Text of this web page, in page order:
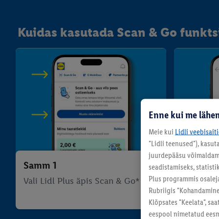
Kuidas kasutada Scan & Go
Samm 1
Vali Lidl Plus äpis Scan & Go*
Samm 2
kood või
Enne kui me
Meie kui Lidli
"Lidli teenused"),
juurdepääsu
seadistamiseks,
Plus programmis
Rubriigis
Klõpsates "Keelata",
eespool nimetatud